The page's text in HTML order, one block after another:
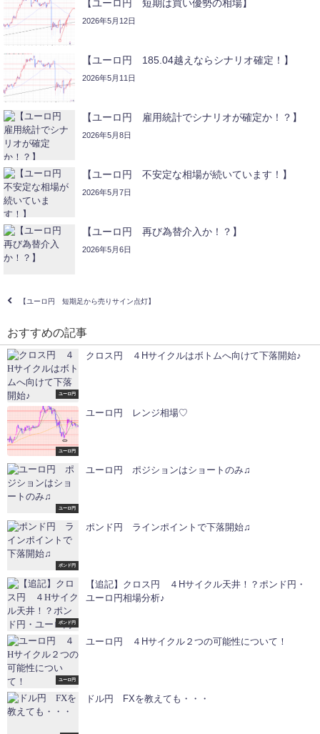
【ユーロ円 短期は買い優勢の相場】
2026年5月12日
【ユーロ円 185.04越えならシナリオ確定！】
2026年5月11日
【ユーロ円 雇用統計でシナリオが確定か！？】
2026年5月8日
【ユーロ円 不安定な相場が続いています！】
2026年5月7日
【ユーロ円 再び為替介入か！？】
2026年5月6日
【ユーロ円 短期足から売りサイン点灯】
おすすめの記事
ユーロ円
クロス円 ４Hサイクルはボトムへ向けて下落開始♪
ユーロ円
ユーロ円 レンジ相場♡
ユーロ円
ユーロ円 ポジションはショートのみ♫
ポンド円
ポンド円 ラインポイントで下落開始♫
ポンド円
【追記】クロス円 ４Hサイクル天井！？ポンド円・
ユーロ円相場分析♪
ユーロ円
ユーロ円 ４Hサイクル２つの可能性について！
ドル円 FXを教えても・・・